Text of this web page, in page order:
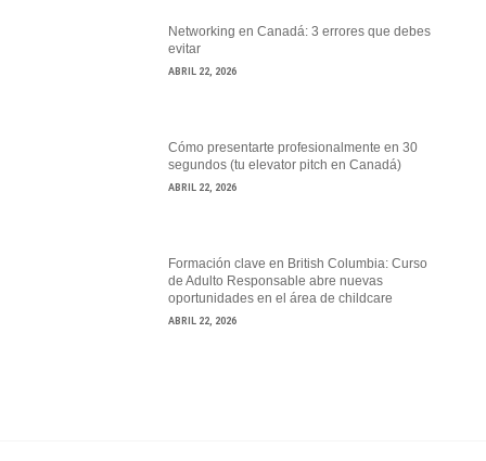
Networking en Canadá: 3 errores que debes
evitar
ABRIL 22, 2026
Cómo presentarte profesionalmente en 30
segundos (tu elevator pitch en Canadá)
ABRIL 22, 2026
Formación clave en British Columbia: Curso
de Adulto Responsable abre nuevas
oportunidades en el área de childcare
ABRIL 22, 2026